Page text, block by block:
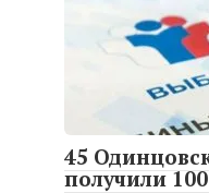
45
получили